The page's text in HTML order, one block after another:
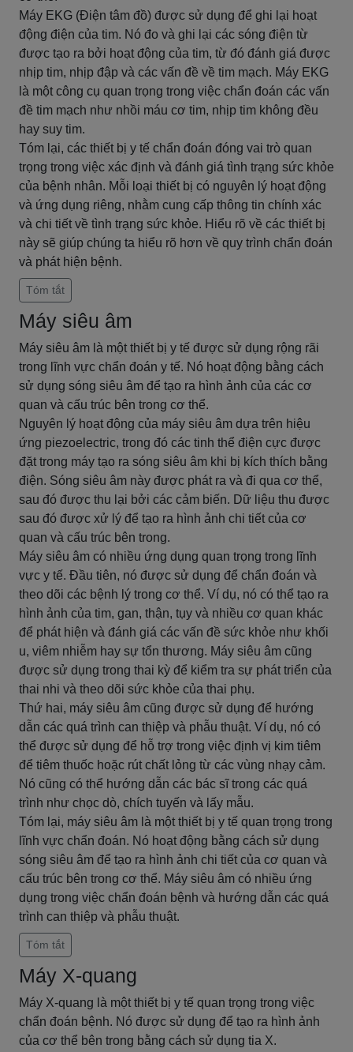
Máy EKG (Điện tâm đồ) được sử dụng để ghi lại hoạt
động điện của tim. Nó đo và ghi lại các sóng điện từ
được tạo ra bởi hoạt động của tim, từ đó đánh giá được
nhịp tim, nhịp đập và các vấn đề về tim mạch. Máy EKG
là một công cụ quan trọng trong việc chẩn đoán các vấn
đề tim mạch như nhồi máu cơ tim, nhịp tim không đều
hay suy tim.
Tóm lại, các thiết bị y tế chẩn đoán đóng vai trò quan
trọng trong việc xác định và đánh giá tình trạng sức khỏe
của bệnh nhân. Mỗi loại thiết bị có nguyên lý hoạt động
và ứng dụng riêng, nhằm cung cấp thông tin chính xác
và chi tiết về tình trạng sức khỏe. Hiểu rõ về các thiết bị
này sẽ giúp chúng ta hiểu rõ hơn về quy trình chẩn đoán
và phát hiện bệnh.
Tóm tắt
Máy siêu âm
Máy siêu âm là một thiết bị y tế được sử dụng rộng rãi
trong lĩnh vực chẩn đoán y tế. Nó hoạt động bằng cách
sử dụng sóng siêu âm để tạo ra hình ảnh của các cơ
quan và cấu trúc bên trong cơ thể.
Nguyên lý hoạt động của máy siêu âm dựa trên hiệu
ứng piezoelectric, trong đó các tinh thể điện cực được
đặt trong máy tạo ra sóng siêu âm khi bị kích thích bằng
điện. Sóng siêu âm này được phát ra và đi qua cơ thể,
sau đó được thu lại bởi các cảm biến. Dữ liệu thu được
sau đó được xử lý để tạo ra hình ảnh chi tiết của cơ
quan và cấu trúc bên trong.
Máy siêu âm có nhiều ứng dụng quan trọng trong lĩnh
vực y tế. Đầu tiên, nó được sử dụng để chẩn đoán và
theo dõi các bệnh lý trong cơ thể. Ví dụ, nó có thể tạo ra
hình ảnh của tim, gan, thận, tụy và nhiều cơ quan khác
để phát hiện và đánh giá các vấn đề sức khỏe như khối
u, viêm nhiễm hay sự tổn thương. Máy siêu âm cũng
được sử dụng trong thai kỳ để kiểm tra sự phát triển của
thai nhi và theo dõi sức khỏe của thai phụ.
Thứ hai, máy siêu âm cũng được sử dụng để hướng
dẫn các quá trình can thiệp và phẫu thuật. Ví dụ, nó có
thể được sử dụng để hỗ trợ trong việc định vị kim tiêm
để tiêm thuốc hoặc rút chất lỏng từ các vùng nhạy cảm.
Nó cũng có thể hướng dẫn các bác sĩ trong các quá
trình như chọc dò, chích tuyến và lấy mẫu.
Tóm lại, máy siêu âm là một thiết bị y tế quan trọng trong
lĩnh vực chẩn đoán. Nó hoạt động bằng cách sử dụng
sóng siêu âm để tạo ra hình ảnh chi tiết của cơ quan và
cấu trúc bên trong cơ thể. Máy siêu âm có nhiều ứng
dụng trong việc chẩn đoán bệnh và hướng dẫn các quá
trình can thiệp và phẫu thuật.
Tóm tắt
Máy X-quang
Máy X-quang là một thiết bị y tế quan trọng trong việc
chẩn đoán bệnh. Nó được sử dụng để tạo ra hình ảnh
của cơ thể bên trong bằng cách sử dụng tia X.